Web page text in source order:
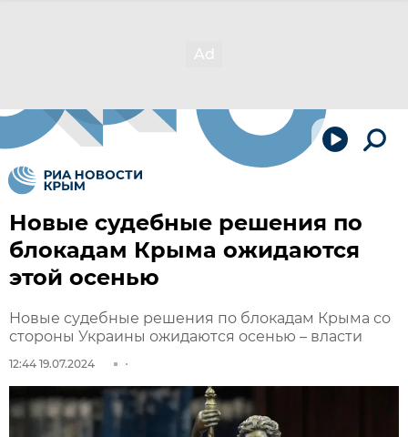
Новые судебные решения по
блокадам Крыма ожидаются
этой осенью
Новые судебные решения по блокадам Крыма со
стороны Украины ожидаются осенью – власти
12:44 19.07.2024